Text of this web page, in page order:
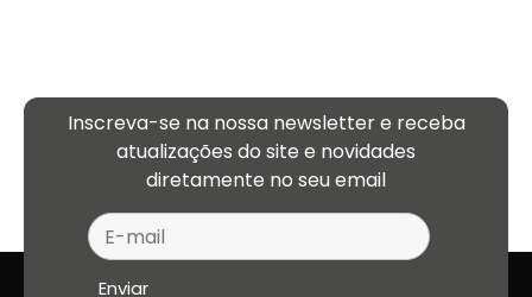
Inscreva-se na nossa newsletter e receba
atualizações do site e novidades
diretamente no seu email